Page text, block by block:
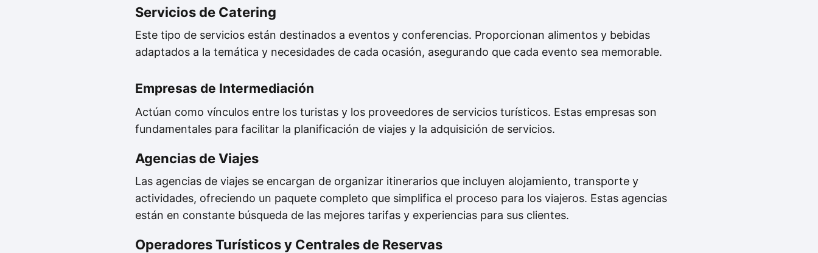
Servicios de Catering
Este tipo de servicios están destinados a eventos y conferencias. Proporcionan alimentos y bebidas
adaptados a la temática y necesidades de cada ocasión, asegurando que cada evento sea memorable.
Empresas de Intermediación
Actúan como vínculos entre los turistas y los proveedores de servicios turísticos. Estas empresas son
fundamentales para facilitar la planificación de viajes y la adquisición de servicios.
Agencias de Viajes
Las agencias de viajes se encargan de organizar itinerarios que incluyen alojamiento, transporte y
actividades, ofreciendo un paquete completo que simplifica el proceso para los viajeros. Estas agencias
están en constante búsqueda de las mejores tarifas y experiencias para sus clientes.
Operadores Turísticos y Centrales de Reservas